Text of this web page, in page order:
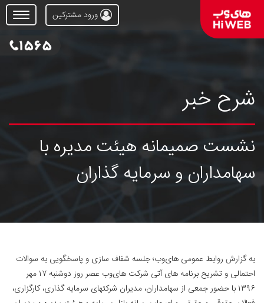
Open
Menu
ورود مشترکین
شرح خبر
نشست صمیمانه هیئت مدیره با
سهامداران و سرمایه گذاران
به گزارش روابط عمومی های‌وب؛ جلسه شفاف سازی و پاسخگویی به سوالات
احتمالی و تشریح برنامه های آتی شرکت های‌وب عصر روز دوشنبه ۱۷ مهر
۱۳۹۶ با حضور جمعی از سهامداران، مدیران شرکتهای سرمایه گذاری، کارگزاری،